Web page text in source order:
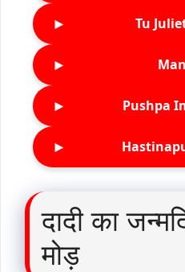
► Tu
►
► Pushpa
►
दादी का
मोड़